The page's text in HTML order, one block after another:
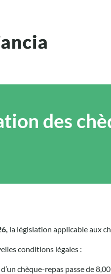
des
la législation applicable aux
conditions légales :
chèque-repas passe de